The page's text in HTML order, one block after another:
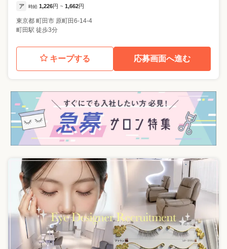
ア 時給 1,226円 ~ 1,662円
東京都 町田市 原町田6-14-4
町田駅 徒歩3分
キープする 応募画面へ進む